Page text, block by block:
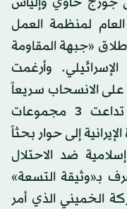
لمنظمة العمل
«جبهة المقاومة
الإسرائيلي. وأرغمت
على الانسحاب سريعاً
من بيروت. وفي الوقت نفسه تداعت 3 مجموعات
إلى حوار بحثاً
ضد الاحتلال
بـ«وثيقة التسعة»
الخميني الذي أمر